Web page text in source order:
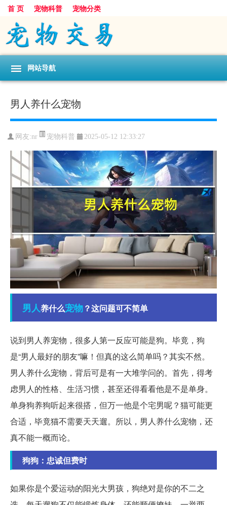
首 页 宠物科普 宠物分类
网站导航
男人养什么宠物
网友:nr 宠物科普 2025-05-12 12:33:27
男人养什么宠物？这问题可不简单
说到男人养宠物，很多人第一反应可能是狗。毕竟，狗
是“男人最好的朋友”嘛！但真的这么简单吗？其实不然。
男人养什么宠物，背后可是有一大堆学问的。首先，得考
虑男人的性格、生活习惯，甚至还得看看他是不是单身。
单身狗养狗听起来很搭，但万一他是个宅男呢？猫可能更
合适，毕竟猫不需要天天遛。所以，男人养什么宠物，还
真不能一概而论。
狗狗：忠诚但费时
如果你是个爱运动的阳光大男孩，狗绝对是你的不二之